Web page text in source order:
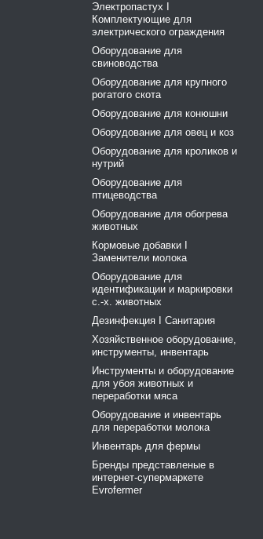
Электропастух І
Комплектующие для
электрического ограждения
Оборудование для
свиноводства
Оборудование для крупного
рогатого скота
Оборудование для конюшни
Оборудование для овец и коз
Оборудование для кроликов и
нутрий
Оборудование для
птицеводства
Оборудование для обогрева
животных
Кормовые добавки І
Заменители молока
Оборудование для
идентификации и маркировки
с.-х. животных
Дезинфекция І Санитария
Хозяйственное оборудование,
инструменты, инвентарь
Инструменты и оборудование
для убоя животных и
переработки мяса
Оборудование и инвентарь
для переработки молока
Инвентарь для фермы
Бренды представленые в
интернет-супермаркете
Evrofermer